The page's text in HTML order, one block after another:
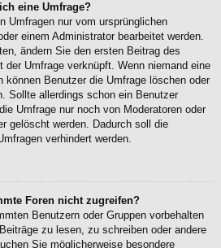
eine Umfrage?
Umfragen nur vom ursprünglichen
einem Administrator bearbeitet werden.
ändern Sie den ersten Beitrag des
Umfrage verknüpft. Wenn niemand eine
können Benutzer die Umfrage löschen oder
Sollte allerdings schon ein Benutzer
Umfrage nur noch von Moderatoren oder
gelöscht werden. Dadurch soll die
verhindert werden.
Foren nicht zugreifen?
Benutzern oder Gruppen vorbehalten
zu lesen, zu schreiben oder andere
Sie möglicherweise besondere